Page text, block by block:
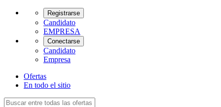
Registrarse
Candidato
EMPRESA
Conectarse
Candidato
Empresa
Ofertas
En todo el sitio